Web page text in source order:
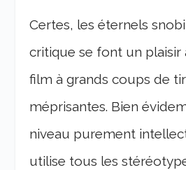
Certes, les éternels
critique se font un plaisir
film à grands coups de
méprisantes. Bien
niveau purement
utilise tous les